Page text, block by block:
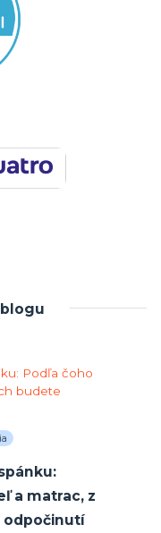
a matrac, z
odpočinutí